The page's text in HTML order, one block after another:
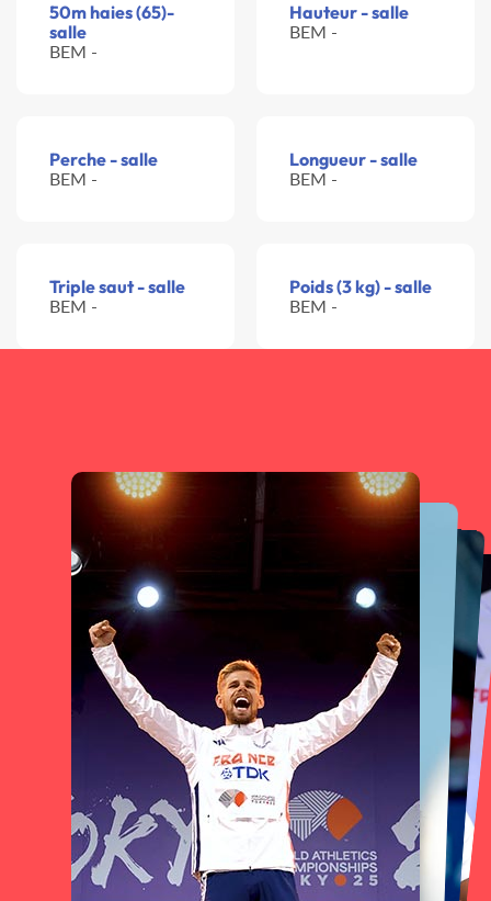
50m haies (65)-
salle
BEM -
Hauteur - salle
BEM -
Perche - salle
BEM -
Longueur - salle
BEM -
Triple saut - salle
BEM -
Poids (3 kg) - salle
BEM -